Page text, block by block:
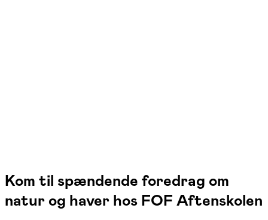
Kom til spændende foredrag om
natur og haver hos FOF Aftenskolen